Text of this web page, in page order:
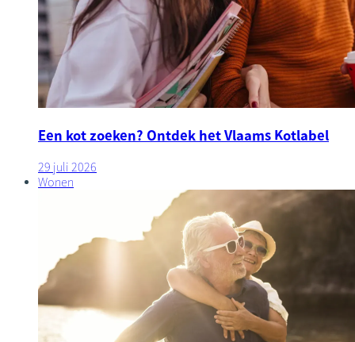
Een kot zoeken? Ontdek het Vlaams Kotlabel
29 juli 2026
Wonen